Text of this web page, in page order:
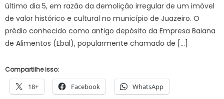
último dia 5, em razão da demolição irregular de um imóvel
de valor histórico e cultural no município de Juazeiro. O
prédio conhecido como antigo depósito da Empresa Baiana
de Alimentos (Ebal), popularmente chamado de […]
Compartilhe isso:
18+ Facebook WhatsApp